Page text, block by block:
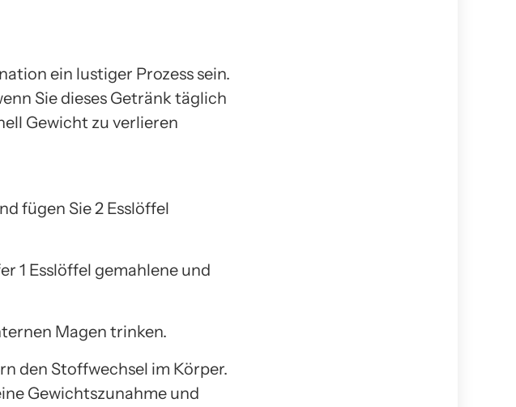
ein lustiger Prozess sein.
Sie dieses Getränk täglich
Gewicht zu verlieren
fügen Sie 2 Esslöffel
1 Esslöffel gemahlene und
Magen trinken.
den Stoffwechsel im Körper.
Gewichtszunahme und